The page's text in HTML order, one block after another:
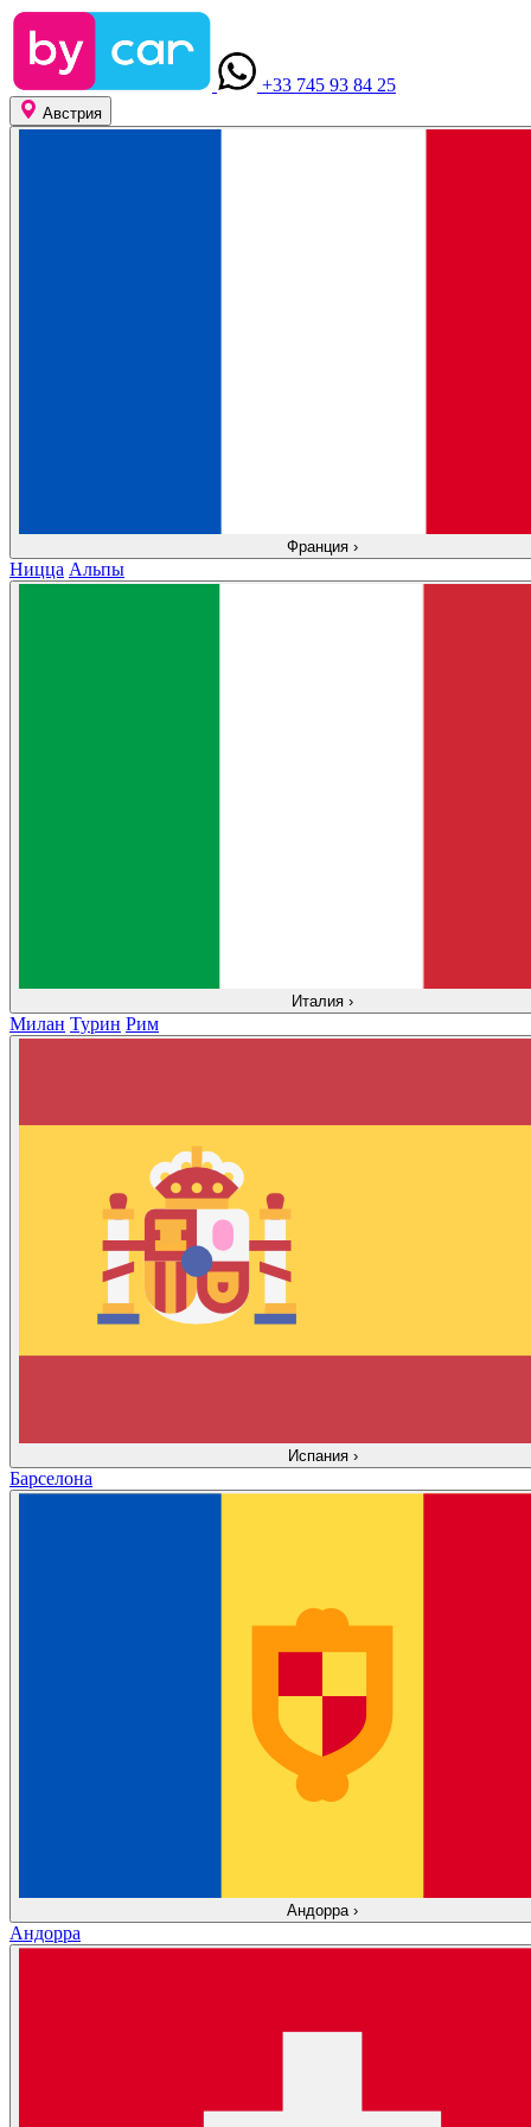
+33 745 93 84 25
Австрия
Франция ›
Ницца Альпы
Италия ›
Милан Турин Рим
Испания ›
Барселона
Андорра ›
Андорра